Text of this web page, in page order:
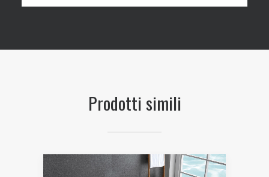
Prodotti simili